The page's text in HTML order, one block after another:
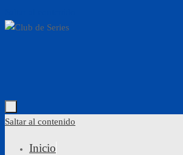
Saltar al contenido
Inicio